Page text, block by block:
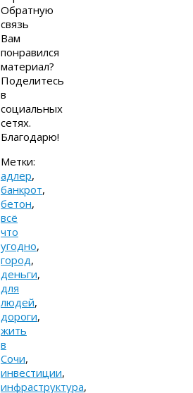
Обратную
связь
Вам
понравился
материал?
Поделитесь
в
социальных
сетях.
Благодарю!
Метки:
адлер,
банкрот,
бетон,
всё
что
угодно,
город,
деньги,
для
людей,
дороги,
жить
в
Сочи,
инвестиции,
инфраструктура,